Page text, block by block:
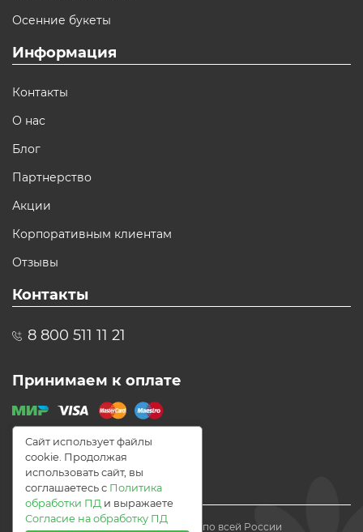
Осенние букеты
Информация
Контакты
О нас
Блог
Партнерство
Акции
Корпоративным клиентам
Отзывы
Контакты
8 800 511 11 21
Принимаем к оплате
© 2021 Доставка цветов по всей России
Сайт использует файлы
cookie. Продолжая
использовать сайт, вы
соглашаетесь с Политика
обработки ПД и выражаете
Согласие на обработку ПД